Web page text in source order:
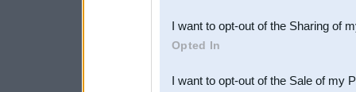
Downstream Participants
third parties.
I want to opt-out of the Sharing of
Opted In
I want to opt-out of the Sale of my